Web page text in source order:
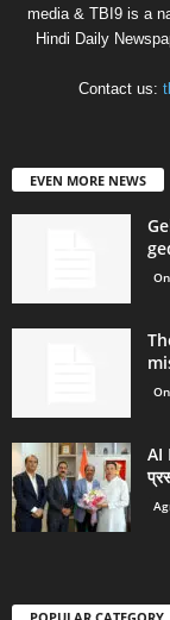
media & TBI9 is a
Hindi Daily
Contact us:
EVEN MORE NEWS
AI